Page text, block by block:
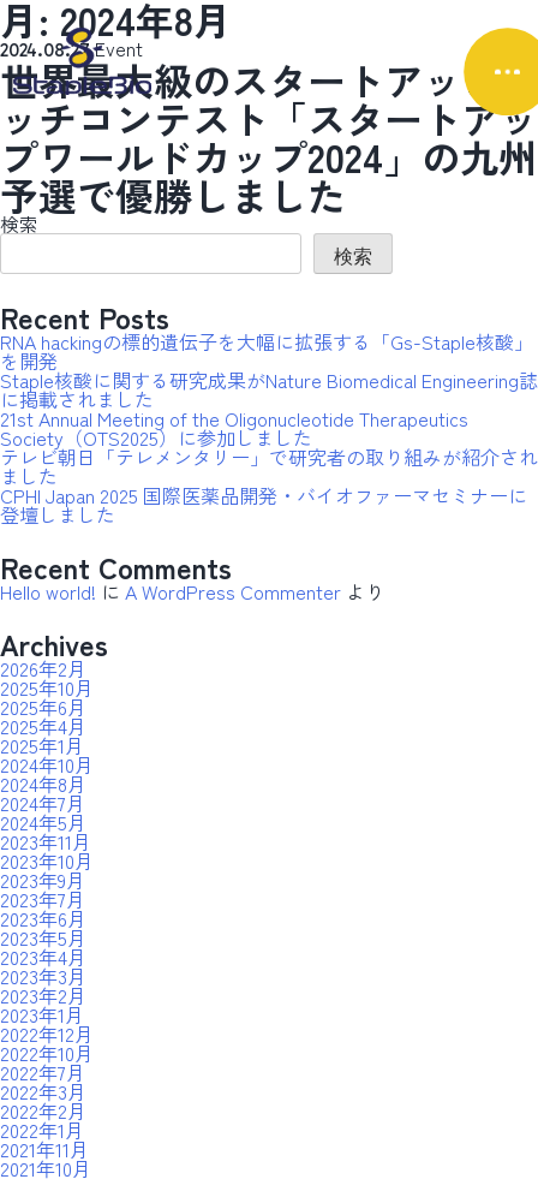
月: 2024年8月
2024.08.27Event
世界最大級のスタートアップピ
ッチコンテスト「スタートアッ
プワールドカップ2024」の九州
予選で優勝しました
検索
検索
Recent Posts
RNA hackingの標的遺伝子を大幅に拡張する「Gs-Staple核酸」
を開発
Staple核酸に関する研究成果がNature Biomedical Engineering誌
に掲載されました
21st Annual Meeting of the Oligonucleotide Therapeutics
Society（OTS2025）に参加しました
テレビ朝日「テレメンタリー」で研究者の取り組みが紹介され
ました
CPHI Japan 2025 国際医薬品開発・バイオファーマセミナーに
登壇しました
Recent Comments
Hello world! に A WordPress Commenter より
Archives
2026年2月
2025年10月
2025年6月
2025年4月
2025年1月
2024年10月
2024年8月
2024年7月
2024年5月
2023年11月
2023年10月
2023年9月
2023年7月
2023年6月
2023年5月
2023年4月
2023年3月
2023年2月
2023年1月
2022年12月
2022年10月
2022年7月
2022年3月
2022年2月
2022年1月
2021年11月
2021年10月